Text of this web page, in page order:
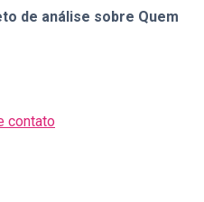
de análise sobre Quem
contato